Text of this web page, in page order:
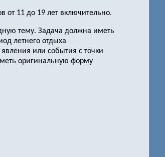
от 11 до 19 лет включительно.
тему. Задача должна иметь
летнего отдыха
или события с точки
оригинальную форму